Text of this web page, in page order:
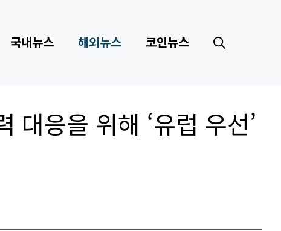
국내뉴스 해외뉴스 코인뉴스
대응을 위해 ‘유럽 우선’